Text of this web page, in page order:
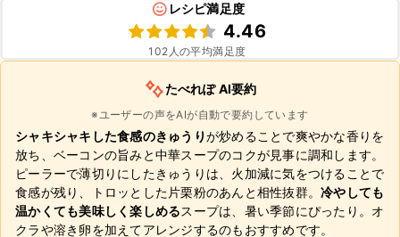
レシピ満足度
4.46
102 人の平均満足度
たべれぽ AI要約
※ユーザーの声をAIが自動で要約しています
シャキシャキした食感のきゅうりが炒めることで爽やかな香りを
放ち、ベーコンの旨みと中華スープのコクが見事に調和します。
ピーラーで薄切りにしたきゅうりは、火加減に気をつけることで
食感が残り、トロッとした片栗粉のあんと相性抜群。 冷やしても
温かくても美味しく楽しめるスープは、暑い季節にぴったり。オ
クラや溶き卵を加えてアレンジするのもおすすめです。